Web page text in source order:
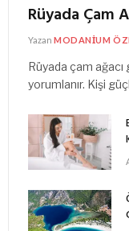
Rüyada Çam
Yazan MODANIUM
Rüyada çam
yorumlanır. Kişi